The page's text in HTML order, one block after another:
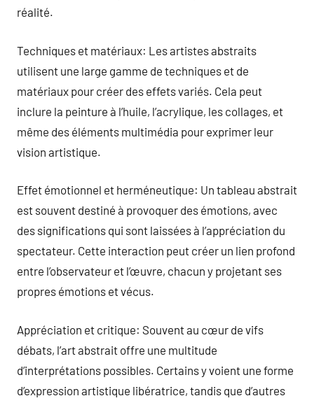
réalité.
Techniques et matériaux: Les artistes abstraits
utilisent une large gamme de techniques et de
matériaux pour créer des effets variés. Cela peut
inclure la peinture à l’huile, l’acrylique, les collages, et
même des éléments multimédia pour exprimer leur
vision artistique.
Effet émotionnel et herméneutique: Un tableau abstrait
est souvent destiné à provoquer des émotions, avec
des significations qui sont laissées à l’appréciation du
spectateur. Cette interaction peut créer un lien profond
entre l’observateur et l’œuvre, chacun y projetant ses
propres émotions et vécus.
Appréciation et critique: Souvent au cœur de vifs
débats, l’art abstrait offre une multitude
d’interprétations possibles. Certains y voient une forme
d’expression artistique libératrice, tandis que d’autres